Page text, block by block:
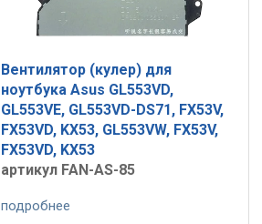
Вентилятор (кулер) для
ноутбука Asus GL553VD,
GL553VE, GL553VD-DS71, FX53V,
FX53VD, KX53, GL553VW, FX53V,
FX53VD, KX53
артикул FAN-AS-85
подробнее